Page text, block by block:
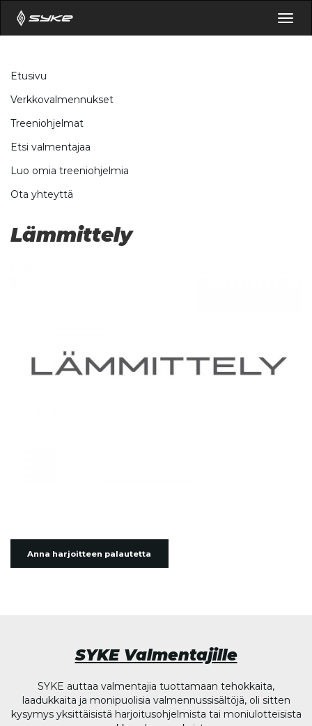
Etusivu
Verkkovalmennukset
Treeniohjelmat
Etsi valmentajaa
Luo omia treeniohjelmia
Ota yhteyttä
Lämmittely
Anna harjoitteen palautetta
SYKE Valmentajille
SYKE auttaa valmentajia tuottamaan tehokkaita,
laadukkaita ja monipuolisia valmennussisältöjä, oli sitten
kysymys yksittäisistä harjoitusohjelmista tai moniulotteisista